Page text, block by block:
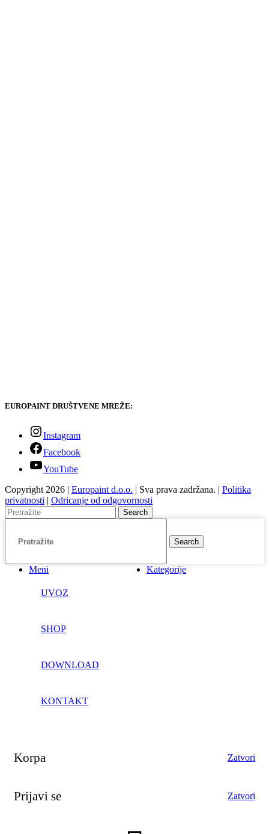
EUROPAINT DRUŠTVENE MREŽE:
Instagram
Facebook
YouTube
Copyright 2026 | Europaint d.o.o. | Sva prava zadržana. | Politika
privatnosti | Odricanje od odgovornosti
Search
Search
Meni Kategorije
UVOZ
SHOP
DOWNLOAD
KONTAKT
Korpa Zatvori
Prijavi se Zatvori